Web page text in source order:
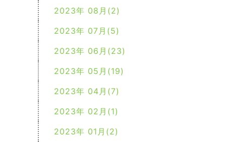
2023年 08月(2)
2023年 07月(5)
2023年 06月(23)
2023年 05月(19)
2023年 04月(7)
2023年 02月(1)
2023年 01月(2)